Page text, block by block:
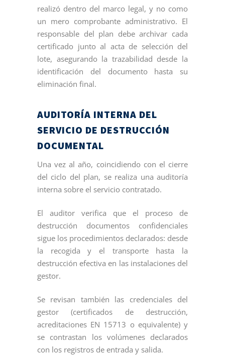
realizó dentro del marco legal, y no como
un mero comprobante administrativo. El
responsable del plan debe archivar cada
certificado junto al acta de selección del
lote, asegurando la trazabilidad desde la
identificación del documento hasta su
eliminación final.
AUDITORÍA INTERNA DEL
SERVICIO DE DESTRUCCIÓN
DOCUMENTAL
Una vez al año, coincidiendo con el cierre
del ciclo del plan, se realiza una auditoría
interna sobre el servicio contratado.
El auditor verifica que el proceso de
destrucción documentos confidenciales
sigue los procedimientos declarados: desde
la recogida y el transporte hasta la
destrucción efectiva en las instalaciones del
gestor.
Se revisan también las credenciales del
gestor (certificados de destrucción,
acreditaciones EN 15713 o equivalente) y
se contrastan los volúmenes declarados
con los registros de entrada y salida.